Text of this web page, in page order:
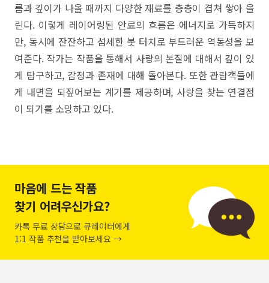
름과 깊이가 나올 때까지 다양한 재료를 층층이 겹쳐 쌓아 올
린다. 이렇게 레이어링된 안료의 흐름은 에너지로 가득하지
만, 동시에 잔잔하고 섬세한 붓 터치로 부드러운 역동성을 보
여준다. 작가는 작품을 통해서 사랑의 본질에 대해서 깊이 있
게 탐구하고, 감정과 존재에 대해 돌아본다. 또한 관람객들에
게 내면을 되짚어보는 계기를 제공하며, 사랑을 찾는 연결점
이 되기를 소망하고 있다.
마음에 드는 작품
찾기 어려우신가요?
카톡 무료 상담으로 큐레이터에게
1:1 작품 추천을 받아보세요 →